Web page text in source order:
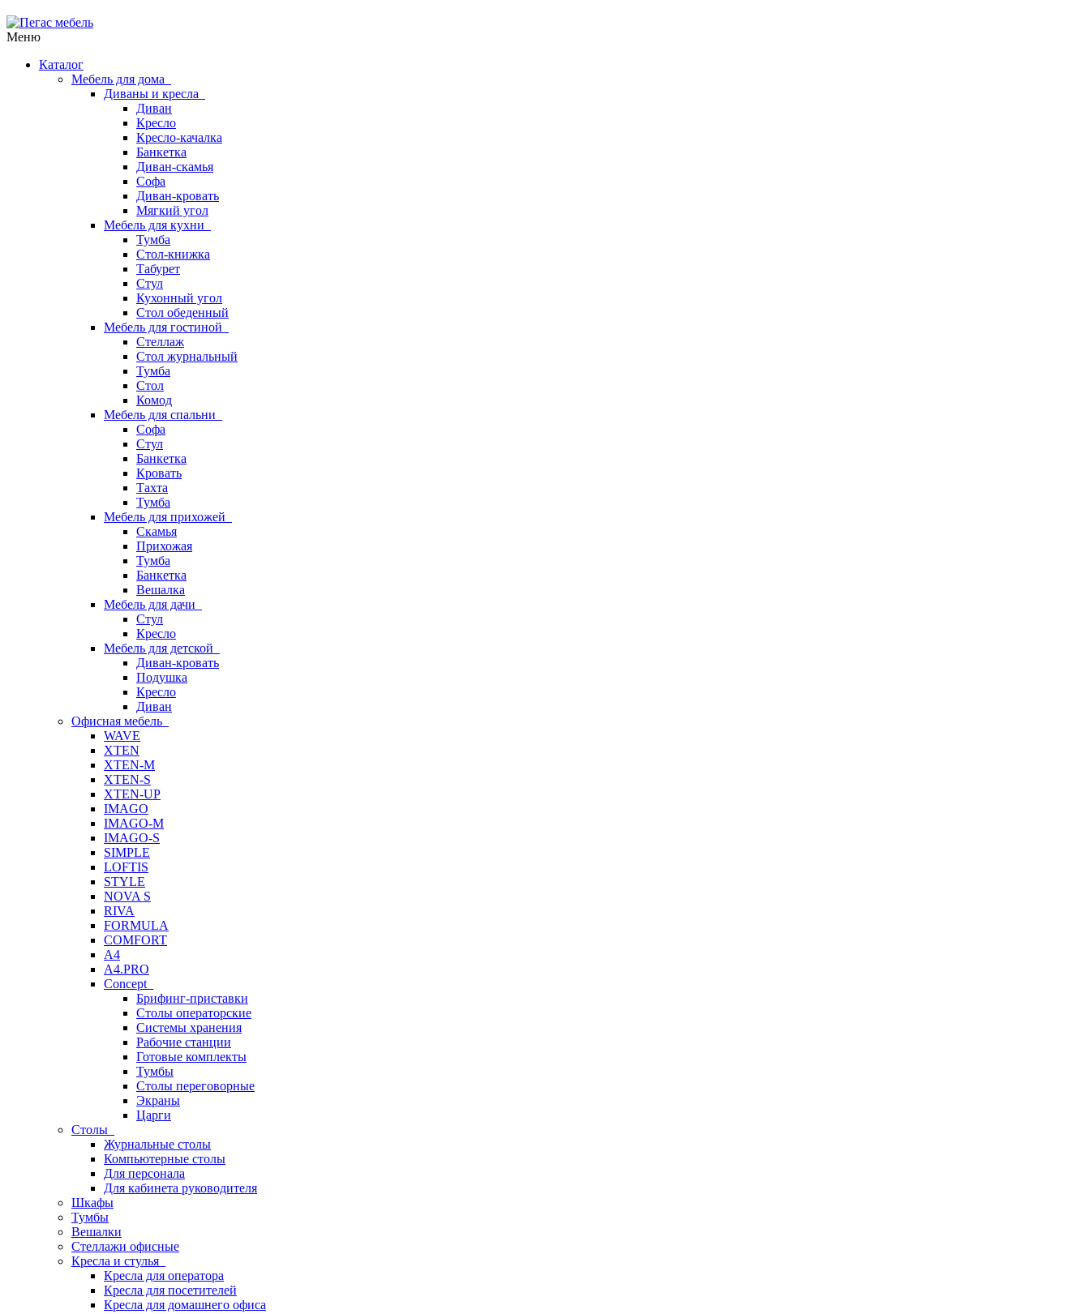
Меню
Каталог
Мебель для дома
Диваны и кресла
Диван
Кресло
Кресло-качалка
Банкетка
Диван-скамья
Софа
Диван-кровать
Мягкий угол
Мебель для кухни
Тумба
Стол-книжка
Табурет
Стул
Кухонный угол
Стол обеденный
Мебель для гостиной
Стеллаж
Стол журнальный
Тумба
Стол
Комод
Мебель для спальни
Софа
Стул
Банкетка
Кровать
Тахта
Тумба
Мебель для прихожей
Скамья
Прихожая
Тумба
Банкетка
Вешалка
Мебель для дачи
Стул
Кресло
Мебель для детской
Диван-кровать
Подушка
Кресло
Диван
Офисная мебель
WAVE
XTEN
XTEN-M
XTEN-S
XTEN-UP
IMAGO
IMAGO-M
IMAGO-S
SIMPLE
LOFTIS
STYLE
NOVA S
RIVA
FORMULA
COMFORT
A4
A4.PRO
Concept
Брифинг-приставки
Столы операторские
Системы хранения
Рабочие станции
Готовые комплекты
Тумбы
Столы переговорные
Экраны
Царги
Столы
Журнальные столы
Компьютерные столы
Для персонала
Для кабинета руководителя
Шкафы
Тумбы
Вешалки
Стеллажи офисные
Кресла и стулья
Кресла для оператора
Кресла для посетителей
Кресла для домашнего офиса